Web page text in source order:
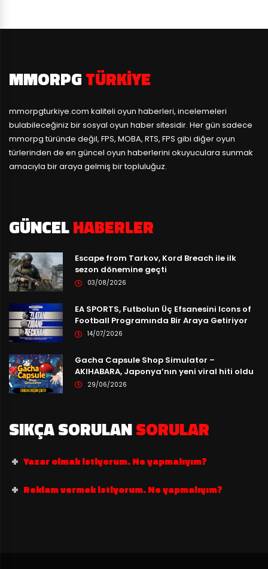
MMORPGTÜRKIYE
mmorpgturkiye.com kaliteli oyun haberleri, incelemeleri
bulabileceğiniz bir sosyal oyun haber sitesidir. Her gün sadece
mmorpg türünde değil, FPS, MOBA, RTS, FPS gibi diğer oyun
türlerinden de en güncel oyun haberlerini okuyuculara sunmak
amacıyla bir araya gelmiş bir topluluğuz.
GÜNCELHABERLER
Escape from Tarkov, Kord Breach ile ilk
sezon dönemine geçti
03/08/2026
EA SPORTS, Futbolun Üç Efsanesini Icons of
Football Programında Bir Araya Getiriyor
14/07/2026
Gacha Capsule Shop Simulator –
AKIHABARA, Japonya’nın yeni viral hiti oldu
29/06/2026
SIKÇA SORULANSORULAR
Yazar olmak istiyorum. Ne yapmalıyım?
Reklam vermek istiyorum. Ne yapmalıyım?